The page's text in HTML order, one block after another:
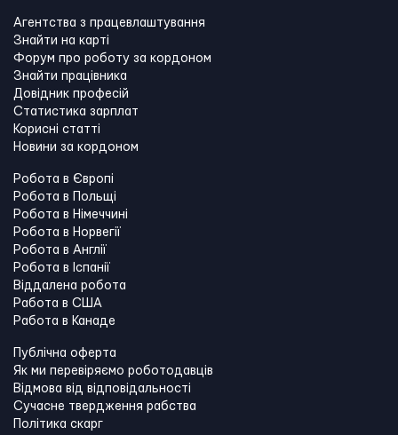
Агентства з працевлаштування
Знайти на карті
Форум про роботу за кордоном
Знайти працівника
Довідник професій
Статистика зарплат
Корисні статті
Новини за кордоном
Робота в Європі
Робота в Польщі
Робота в Німеччині
Робота в Норвегії
Робота в Англії
Робота в Іспанії
Віддалена робота
Работа в США
Работа в Канадe
Публічна оферта
Як ми перевіряємо роботодавців
Відмова від відповідальності
Сучасне твердження рабства
Політика скарг